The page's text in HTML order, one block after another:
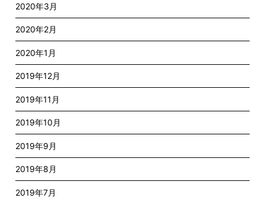
2020年3月
2020年2月
2020年1月
2019年12月
2019年11月
2019年10月
2019年9月
2019年8月
2019年7月